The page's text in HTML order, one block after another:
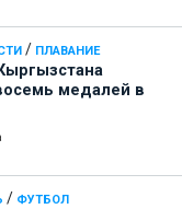
/ ПЛАВАНИЕ
медалей в
/ ФУТБОЛ